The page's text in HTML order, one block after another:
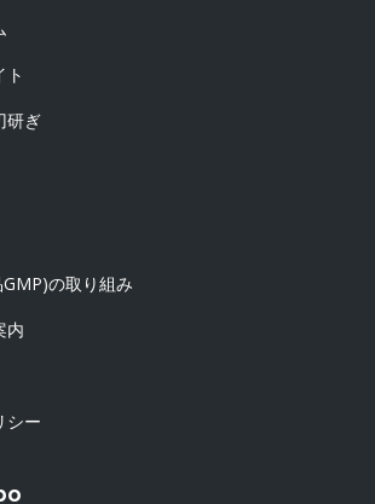
ト
研ぎ
の取り組み
内
シー